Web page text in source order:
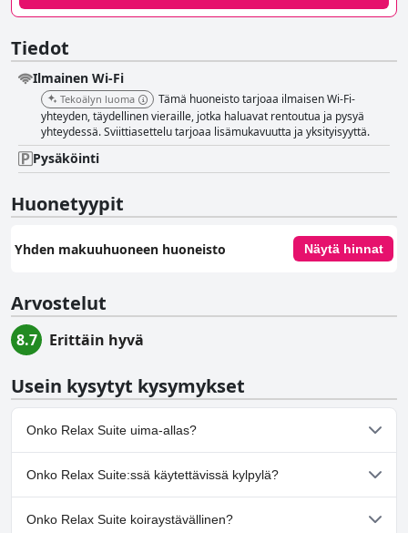
Tiedot
Ilmainen Wi-Fi
Tekoälyn luoma
Tämä huoneisto tarjoaa ilmaisen Wi-Fi-
yhteyden, täydellinen vieraille, jotka haluavat rentoutua ja pysyä
yhteydessä. Sviittiasettelu tarjoaa lisämukavuutta ja yksityisyyttä.
Pysäköinti
Huonetyypit
Yhden makuuhuoneen huoneisto Näytä hinnat
Arvostelut
8.7 Erittäin hyvä
Usein kysytyt kysymykset
Onko Relax Suite uima-allas?
Ei, Relax Suite ei ole uima-allasta.
Onko Relax Suite:ssä käytettävissä kylpylä?
Ei, Relax Suite ei tarjoa kylpylää.
Onko Relax Suite koiraystävällinen?